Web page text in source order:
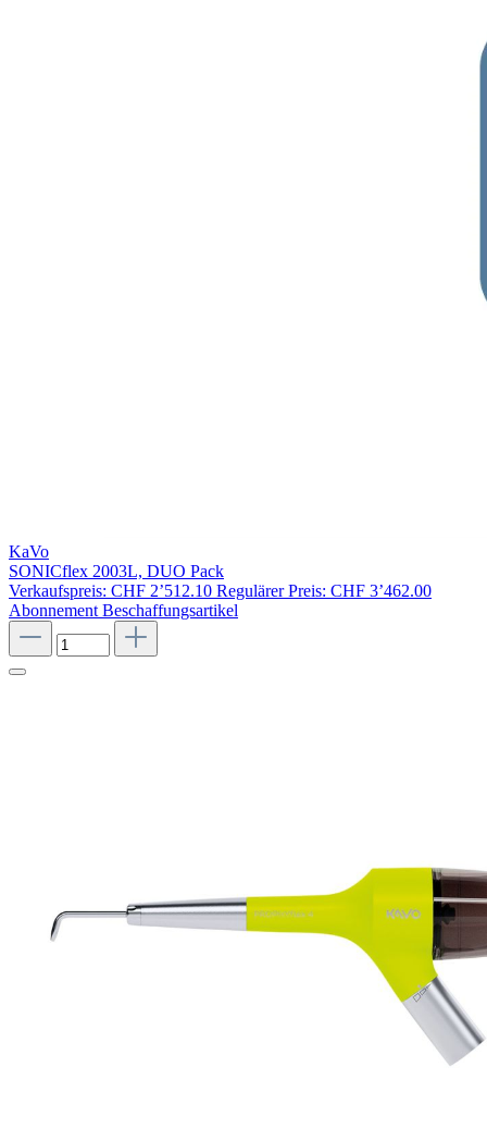
KaVo
SONICflex 2003L, DUO Pack
Verkaufspreis: CHF 2’512.10 Regulärer Preis: CHF 3’462.00
Abonnement Beschaffungsartikel